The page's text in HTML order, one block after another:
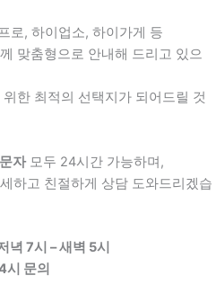
로, 하이업소, 하이가게 등
맞춤형으로 안내해 드리고 있으
한 최적의 선택지가 되어드릴 것
자모두 24시간 가능하며,
하고 친절하게 상담 도와드리겠습
녁 7시 – 새벽 5시
시 문의